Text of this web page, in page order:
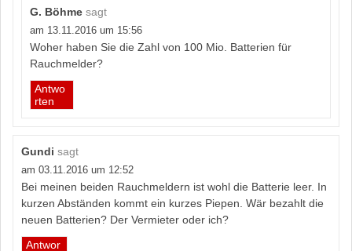
G. Böhme sagt
am 13.11.2016 um 15:56
Woher haben Sie die Zahl von 100 Mio. Batterien für
Rauchmelder?
Antwo
rten
Gundi sagt
am 03.11.2016 um 12:52
Bei meinen beiden Rauchmeldern ist wohl die Batterie leer. In
kurzen Abständen kommt ein kurzes Piepen. Wär bezahlt die
neuen Batterien? Der Vermieter oder ich?
Antwor